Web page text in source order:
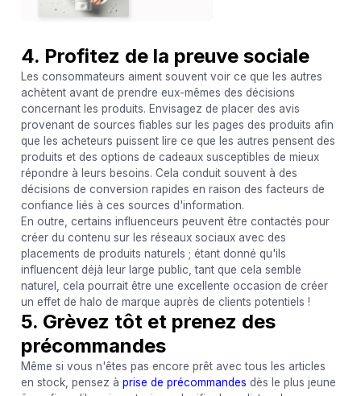
4. Profitez de la preuve sociale
Les consommateurs aiment souvent voir ce que les autres
achètent avant de prendre eux-mêmes des décisions
concernant les produits. Envisagez de placer des avis
provenant de sources fiables sur les pages des produits afin
que les acheteurs puissent lire ce que les autres pensent des
produits et des options de cadeaux susceptibles de mieux
répondre à leurs besoins. Cela conduit souvent à des
décisions de conversion rapides en raison des facteurs de
confiance liés à ces sources d'information.
En outre, certains influenceurs peuvent être contactés pour
créer du contenu sur les réseaux sociaux avec des
placements de produits naturels ; étant donné qu'ils
influencent déjà leur large public, tant que cela semble
naturel, cela pourrait être une excellente occasion de créer
un effet de halo de marque auprès de clients potentiels !
5. Grèvez tôt et prenez des
précommandes
Même si vous n'êtes pas encore prêt avec tous les articles
en stock, pensez à prise de précommandes dès le plus jeune